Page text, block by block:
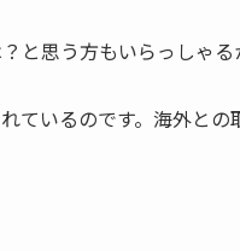
と思う方もいらっしゃ
ているのです。海外との